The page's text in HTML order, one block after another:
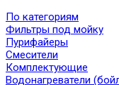
По категориям
Фильтры под мойку
Пурифайеры
Смесители
Комплектующие
Водонагреватели